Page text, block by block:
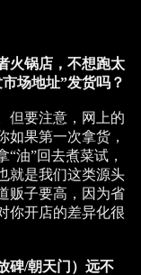
火锅店，不想跑太
场地址”发货吗？
但要注意，网上的
如果第一次拿货，
油”回去煮菜试，
就是我们这类源头
贩子要高，因为省
你开店的差异化很
碑/朝天门）远不